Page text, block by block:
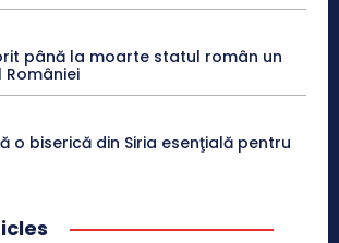
până la moarte statul român un
o biserică din Siria esenţială pentru